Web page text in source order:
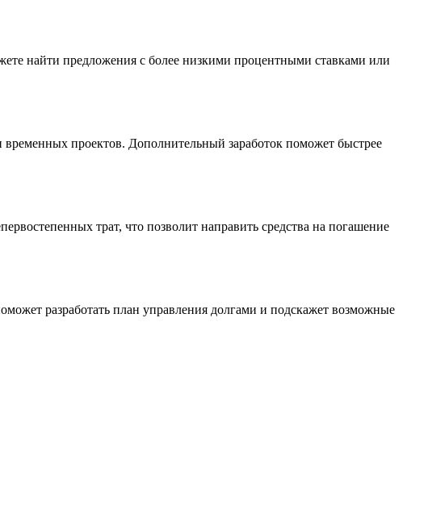
найти предложения с более низкими процентными ставками или
временных проектов. Дополнительный заработок поможет быстрее
трат, что позволит направить средства на погашение
разработать план управления долгами и подскажет возможные